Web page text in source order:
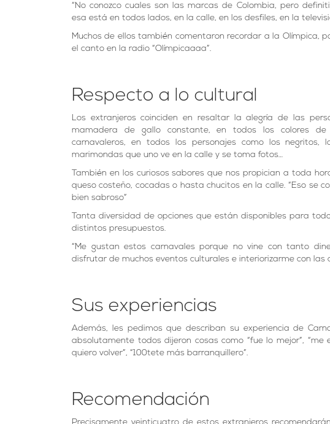
“No conozco cuales son las marcas de Colombia, pero
esa está en todos lados, en la calle, en los desfiles, en la
Muchos de ellos también comentaron recordar a la Olímpica,
el canto en la radio “Olímpicaaaa”.
Respecto a lo cultural
Los extranjeros coinciden en resaltar la alegría de las
mamadera de gallo constante, en todos los colores de
carnavaleros, en todos los personajes como los negritos,
marimondas que uno ve en la calle y se toma fotos…
También en los curiosos sabores que nos propician a toda
queso costeño, cocadas o hasta chucitos en la calle. “Eso se
bien sabroso”
Tanta diversidad de opciones que están disponibles para
distintos presupuestos.
“Me gustan estos carnavales porque no vine con tanto
disfrutar de muchos eventos culturales e interiorizarme con las
Sus experiencias
Además, les pedimos que describan su experiencia de
absolutamente todos dijeron cosas como “fue lo mejor”, “me
quiero volver”, “100tete más barranquillero”.
Recomendación